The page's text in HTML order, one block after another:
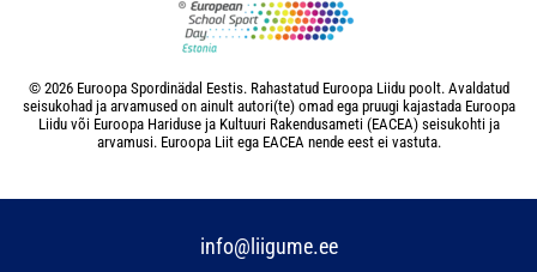
© 2026 Euroopa Spordinädal Eestis. Rahastatud Euroopa Liidu poolt. Avaldatud
seisukohad ja arvamused on ainult autori(te) omad ega pruugi kajastada Euroopa
Liidu või Euroopa Hariduse ja Kultuuri Rakendusameti (EACEA) seisukohti ja
arvamusi. Euroopa Liit ega EACEA nende eest ei vastuta.
info@liigume.ee